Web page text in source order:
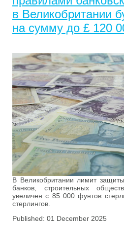
в Великобритании
на сумму до £ 120
В Великобритании лимит
банков, строительных
увеличен с 85 000 фунтов
стерлингов.
Published: 01 December 2025